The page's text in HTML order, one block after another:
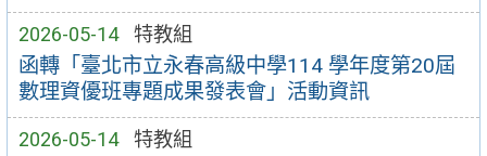
2026-05-14 特教組
函轉「臺北市立永春高級中學114 學年度第20屆
數理資優班專題成果發表會」活動資訊
2026-05-14 特教組